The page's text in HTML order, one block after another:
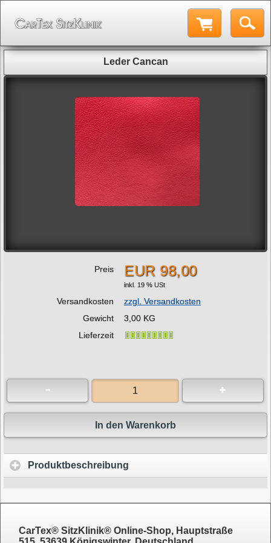
Leder Cancan
Preis EUR 98,00
inkl. 19 % USt
Versandkosten
zzgl. Versandkosten
Gewicht
3,00 KG
Lieferzeit
In den Warenkorb
Produktbeschreibung
CarTex® SitzKlinik® Online-Shop, Hauptstraße